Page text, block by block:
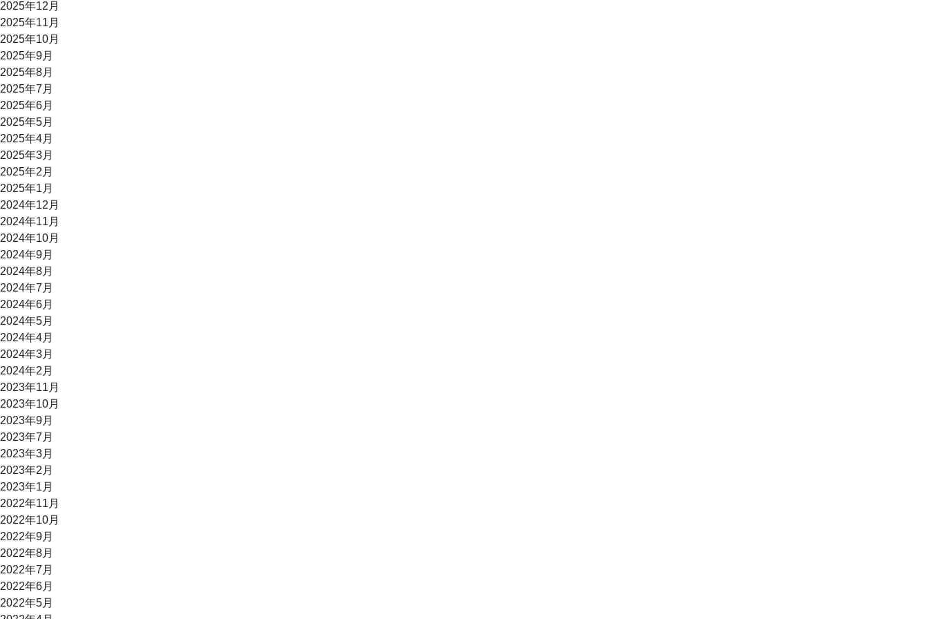
2025年12月
2025年11月
2025年10月
2025年9月
2025年8月
2025年7月
2025年6月
2025年5月
2025年4月
2025年3月
2025年2月
2025年1月
2024年12月
2024年11月
2024年10月
2024年9月
2024年8月
2024年7月
2024年6月
2024年5月
2024年4月
2024年3月
2024年2月
2023年11月
2023年10月
2023年9月
2023年7月
2023年3月
2023年2月
2023年1月
2022年11月
2022年10月
2022年9月
2022年8月
2022年7月
2022年6月
2022年5月